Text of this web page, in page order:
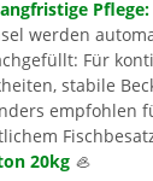
Pflege:
werden
Für
stabile
empfohlen
20kg 🦪